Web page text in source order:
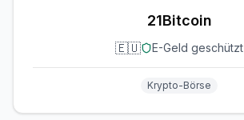
21Bitcoin
🇪🇺 E-Geld geschützt
Krypto-Börse